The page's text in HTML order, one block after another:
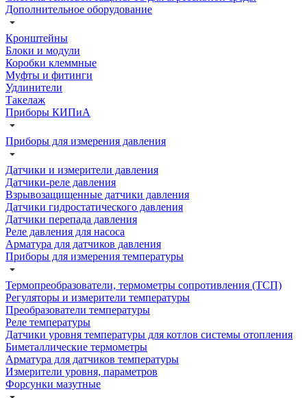
Дополнительное оборудование
Кронштейны
Блоки и модули
Коробки клеммные
Муфты и фитинги
Удлинители
Такелаж
Приборы КИПиА
Приборы для измерения давления
Датчики и измерители давления
Датчики-реле давления
Взрывозащищенные датчики давления
Датчики гидростатического давления
Датчики перепада давления
Реле давления для насоса
Арматура для датчиков давления
Приборы для измерения температуры
Термопреобразователи, термометры сопротивления (ТСП)
Регуляторы и измерители температуры
Преобразователи температуры
Реле температуры
Датчики уровня температуры для котлов системы отопления
Биметаллические термометры
Арматура для датчиков температуры
Измерители уровня, параметров
Форсунки мазутные